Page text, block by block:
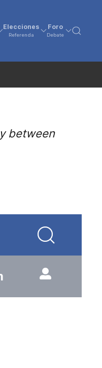
Elecciones
Referenda
Foro
Debate
between